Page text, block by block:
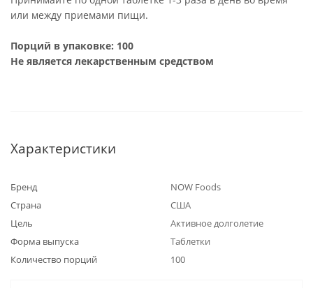
или между приемами пищи.
Порций в упаковке: 100
Не является лекарственным средством
Характеристики
Бренд
NOW Foods
Страна
США
Цель
Активное долголетие
Форма выпуска
Таблетки
Количество порций
100